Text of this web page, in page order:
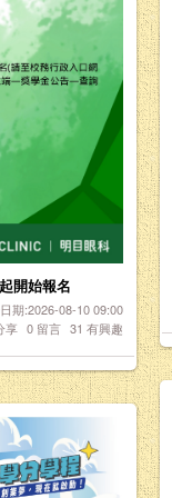
開始報名
期:2026-08-10 09:00
享 0 留言 31 有興趣